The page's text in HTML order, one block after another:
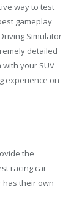
way to test
gameplay
Simulator
detailed
your SUV
experience on
the
racing car
has their own